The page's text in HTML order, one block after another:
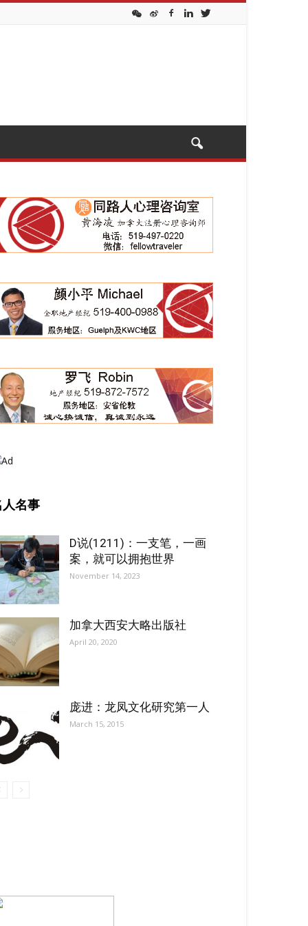
人名事
D说(1211)：一支笔，一画
案，就可以拥抱世界
November 14, 2023
加拿大西安大略出版社
April 20, 2020
庞进：龙凤文化研究第一人
March 15, 2015